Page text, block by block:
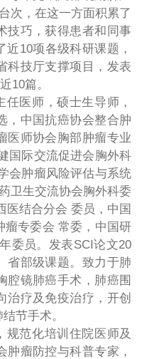
台次，在这一方面积累了
技巧，获得患者和同事
近10项各级科研课题，
科技厅支撑项目，发表
10篇。
任医师，硕士生导师，
，中国抗癌协会整合肿
医师协会胸部肿瘤专业
国际交流促进会胸外科
会肿瘤风险评估与系统
卫生交流协会胸外科委
医结合分会 委员，中国
瘤专委会 常委，中国研
委员。发表SCI论文20
省部级课题。致力于肺
腔镜肺癌手术，肺癌围
治疗及免疫治疗，开创
节手术。
规范化培训住院医师及
瘤防控与科普专家，